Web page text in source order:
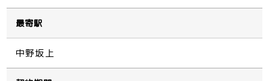
最寄駅
中野坂上